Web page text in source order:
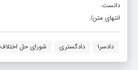
دانست.
انتهای متن/
دادسرا دادگستری شورای حل اختلاف